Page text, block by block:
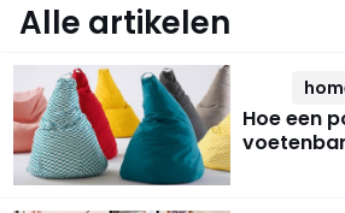
Alle artikelen
Hoe een